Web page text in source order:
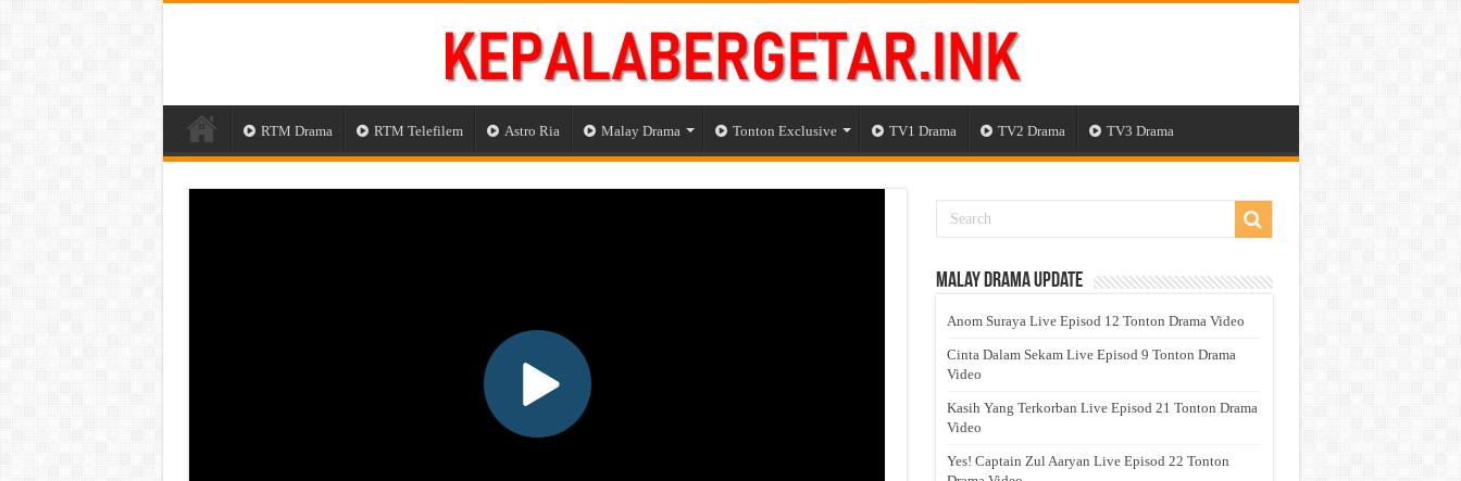
RTM Drama RTM Telefilem Astro Ria Malay Drama Tonton Exclusive TV1 Drama TV2 Drama TV3 Drama
Malay Drama Update
Anom Suraya Live Episod 12 Tonton Drama Video
Cinta Dalam Sekam Live Episod 9 Tonton Drama
Video
Kasih Yang Terkorban Live Episod 21 Tonton Drama
Video
Yes! Captain Zul Aaryan Live Episod 22 Tonton